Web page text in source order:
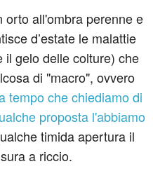
orto all'ombra perenne e
d’estate le malattie
il gelo delle colture) che
di "macro", ovvero
tempo che chiediamo di
proposta l'abbiamo
timida apertura il
a riccio.